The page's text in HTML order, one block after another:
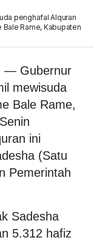
penghafal Alquran
Rame, Kabupaten
— Gubernur
mewisuda
Bale Rame,
ini
(Satu
Pemerintah
Sadesha
5.312 hafiz